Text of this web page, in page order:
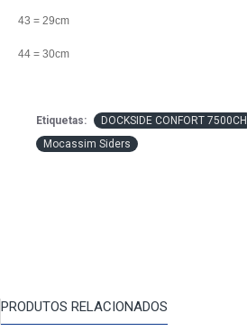
43 = 29cm
44 = 30cm
Etiquetas: DOCKSIDE CONFORT 7500CH
Mocassim Siders
PRODUTOS RELACIONADOS